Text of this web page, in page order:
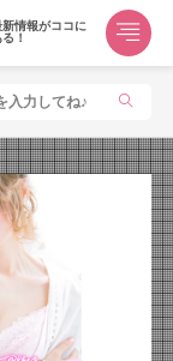
新情報がココに
！